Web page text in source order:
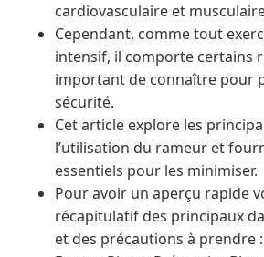
cardiovasculaire et
Cependant, comme tout
intensif, il comporte certains
important de connaître pour
sécurité.
Cet article explore les
l’utilisation du rameur et
essentiels pour les minimiser.
Pour avoir un aperçu rapide
récapitulatif des principaux
et des précautions à prendre :